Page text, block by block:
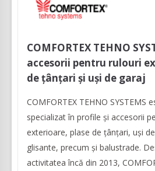
COMFORTEX TEHNO
accesorii pentru rulouri
de țânțari și uși de garaj
COMFORTEX TEHNO SYSTEMS
specializat în profile și accesorii
exterioare, plase de țânțari, uși
glisante, precum și balustrade.
activitatea încă din 2013,